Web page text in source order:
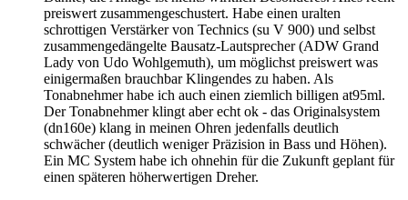
preiswert zusammengeschustert. Habe einen uralten
schrottigen Verstärker von Technics (su V 900) und selbst
zusammengedängelte Bausatz-Lautsprecher (ADW Grand
Lady von Udo Wohlgemuth), um möglichst preiswert was
einigermaßen brauchbar Klingendes zu haben. Als
Tonabnehmer habe ich auch einen ziemlich billigen at95ml.
Der Tonabnehmer klingt aber echt ok - das Originalsystem
(dn160e) klang in meinen Ohren jedenfalls deutlich
schwächer (deutlich weniger Präzision in Bass und Höhen).
Ein MC System habe ich ohnehin für die Zukunft geplant für
einen späteren höherwertigen Dreher.